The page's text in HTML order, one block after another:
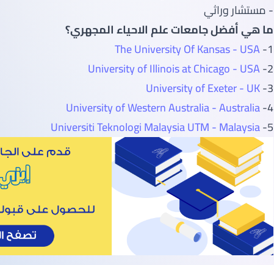
- مستشار وراثي
ما هي أفضل جامعات علم الاحياء المجهري؟
1-
The University Of Kansas - USA
2-
University of Illinois at Chicago - USA
3-
University of Exeter - UK
4-
University of Western Australia - Australia
5-
Universiti Teknologi Malaysia UTM - Malaysia